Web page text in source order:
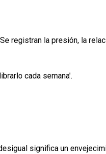
registran la presión, la
cada semana'.
significa un